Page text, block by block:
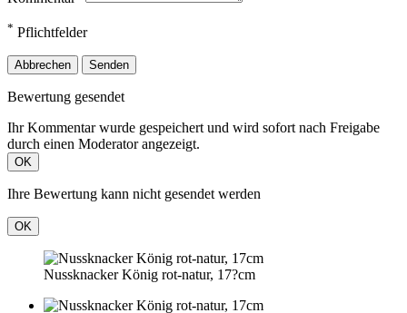
* Pflichtfelder
Abbrechen Senden
Bewertung gesendet
Ihr Kommentar wurde gespeichert und wird sofort nach Freigabe
durch einen Moderator angezeigt.
OK
Ihre Bewertung kann nicht gesendet werden
OK
Nussknacker König rot-natur, 17?cm